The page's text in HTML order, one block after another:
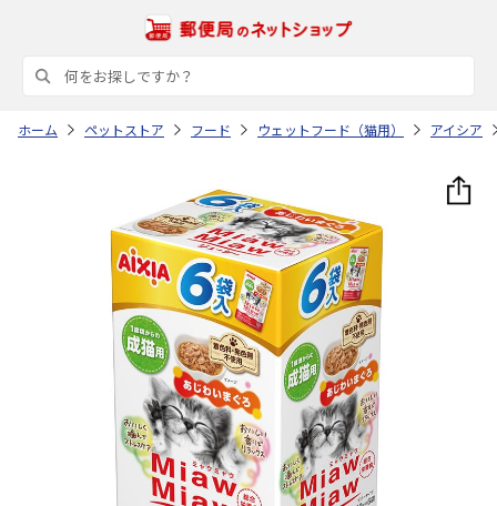
ホーム ペットストア フード ウェットフード（猫用） アイシア